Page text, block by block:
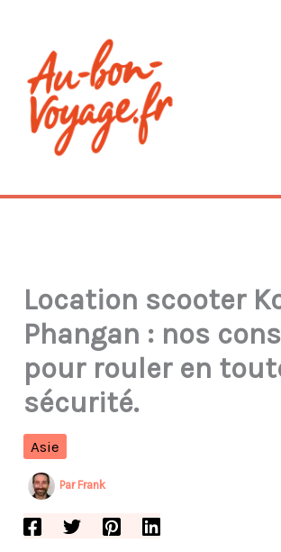
contenu
Location scooter
Phangan : nos
pour rouler en
sécurité.
Asie
Par Frank